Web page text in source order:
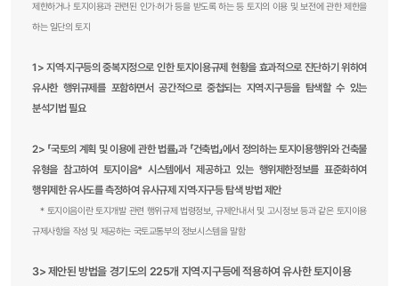
제한하거나 토지이용과 관련된 인가·허가 등을 받도록 하는 등 토지의 이용 및 보전에 관한 제한을
하는 일단의 토지
1> 지역·지구등의 중복지정으로 인한 토지이용규제 현황을 효과적으로 진단하기 위하여
유사한 행위규제를 포함하면서 공간적으로 중첩되는 지역·지구등을 탐색할 수 있는
분석기법 필요
2> 「국토의 계획 및 이용에 관한 법률」과 「건축법」에서 정의하는 토지이용행위와 건축물
유형을 참고하여 토지이음* 시스템에서 제공하고 있는 행위제한정보를 표준화하여
행위제한 유사도를 측정하여 유사규제 지역·지구등 탐색 방법 제안
* 토지이음이란 토지개발 관련 행위규제 법령정보, 규제안내서 및 고시정보 등과 같은 토지이용
규제사항을 작성 및 제공하는 국토교통부의 정보시스템을 말함
3> 제안된 방법을 경기도의 225개 지역·지구등에 적용하여 유사한 토지이용